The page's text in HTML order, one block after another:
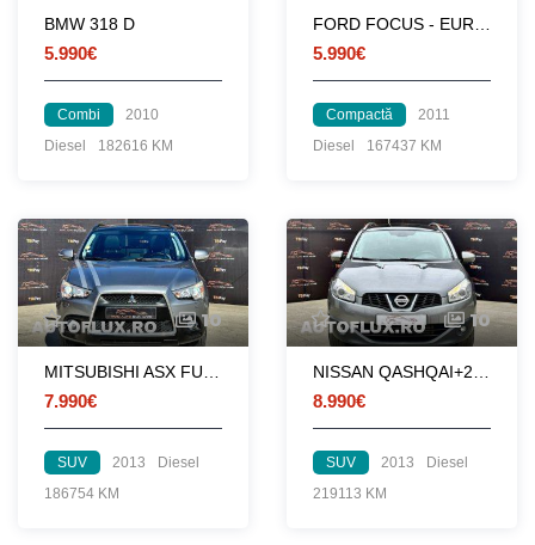
BMW 318 D
5.990€
Combi
2010
Diesel
182616 KM
5.990€
Compactă
2011
Diesel
167437 KM
10
7.990€
SUV 2013
Diesel
186754 KM
10
8.990€
SUV 2013
Diesel
219113 KM